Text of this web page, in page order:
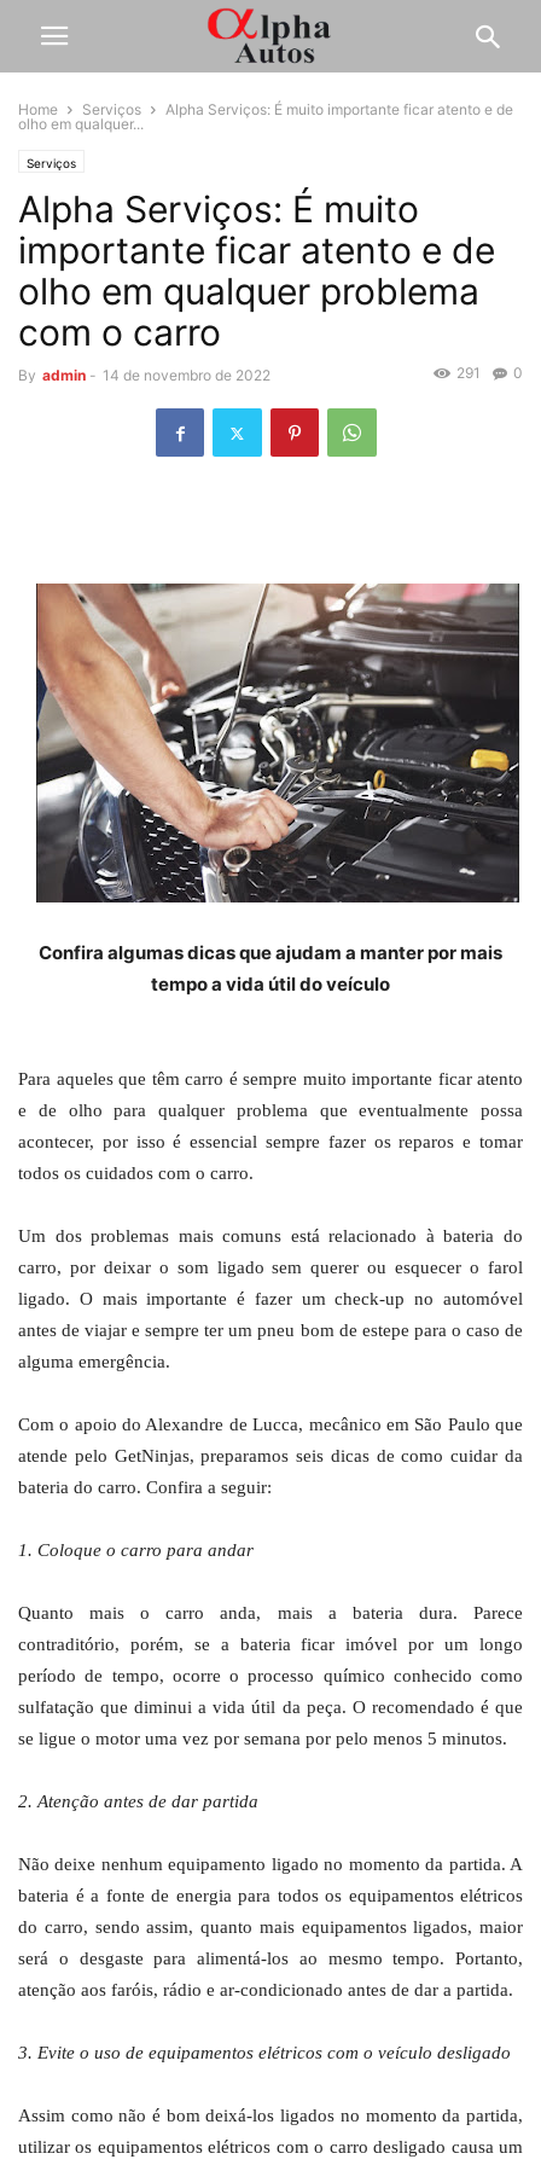
Home Serviços
Alpha Serviços: É muito importante ficar atento e de
olho em qualquer...
Serviços
Alpha Serviços: É muito
importante ficar atento e de
olho em qualquer problema
com o carro
By admin - 14 de novembro de 2022 0
291
Confira algumas dicas que ajudam a manter por mais
tempo a vida útil do veículo
Para aqueles que têm carro é sempre muito importante ficar atento
e de olho para qualquer problema que eventualmente possa
acontecer, por isso é essencial sempre fazer os reparos e tomar
todos os cuidados com o carro.
Um dos problemas mais comuns está relacionado à bateria do
carro, por deixar o som ligado sem querer ou esquecer o farol
ligado. O mais importante é fazer um check-up no automóvel
antes de viajar e sempre ter um pneu bom de estepe para o caso de
alguma emergência.
Com o apoio do Alexandre de Lucca, mecânico em São Paulo que
atende pelo GetNinjas, preparamos seis dicas de como cuidar da
bateria do carro. Confira a seguir:
1. Coloque o carro para andar
Quanto mais o carro anda, mais a bateria dura. Parece
contraditório, porém, se a bateria ficar imóvel por um longo
período de tempo, ocorre o processo químico conhecido como
sulfatação que diminui a vida útil da peça. O recomendado é que
se ligue o motor uma vez por semana por pelo menos 5 minutos.
2. Atenção antes de dar partida
Não deixe nenhum equipamento ligado no momento da partida. A
bateria é a fonte de energia para todos os equipamentos elétricos
do carro, sendo assim, quanto mais equipamentos ligados, maior
será o desgaste para alimentá-los ao mesmo tempo. Portanto,
atenção aos faróis, rádio e ar-condicionado antes de dar a partida.
3. Evite o uso de equipamentos elétricos com o veículo desligado
Assim como não é bom deixá-los ligados no momento da partida,
utilizar os equipamentos elétricos com o carro desligado causa um